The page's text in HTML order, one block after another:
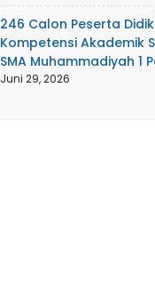
246 Calon Peserta
Kompetensi Akademik
SMA Muhammadiyah 1
Juni 29, 2026